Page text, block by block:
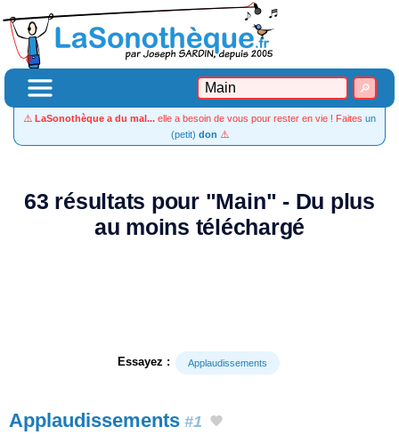
⚠️ LaSonothèque a du mal... elle a besoin de vous pour rester en vie ! Faites un
(petit) don ⚠️
63 résultats pour "Main" - Du plus
au moins téléchargé
Essayez : Applaudissements
Applaudissements #1